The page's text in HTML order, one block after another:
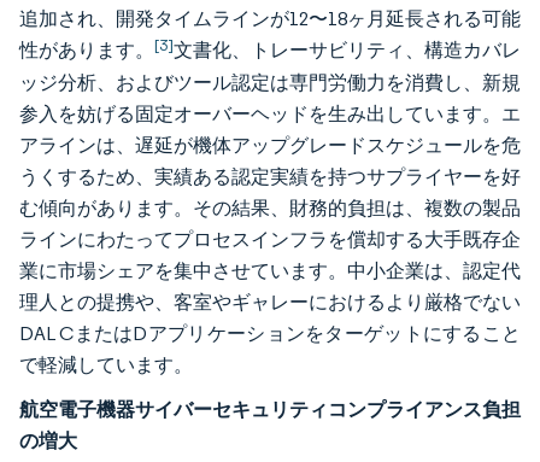
追加され、開発タイムラインが12〜18ヶ月延長される可能
性があります。 [3]文書化、トレーサビリティ、構造カバレ
ッジ分析、およびツール認定は専門労働力を消費し、新規
参入を妨げる固定オーバーヘッドを生み出しています。エ
アラインは、遅延が機体アップグレードスケジュールを危
うくするため、実績ある認定実績を持つサプライヤーを好
む傾向があります。その結果、財務的負担は、複数の製品
ラインにわたってプロセスインフラを償却する大手既存企
業に市場シェアを集中させています。中小企業は、認定代
理人との提携や、客室やギャレーにおけるより厳格でない
DAL CまたはDアプリケーションをターゲットにすること
で軽減しています。
航空電子機器サイバーセキュリティコンプライアンス負担
の増大